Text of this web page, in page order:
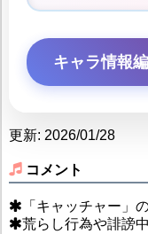
キャラ情報
更新: 2026/01/28
コメント
「キャッチャー」
荒らし行為や誹謗